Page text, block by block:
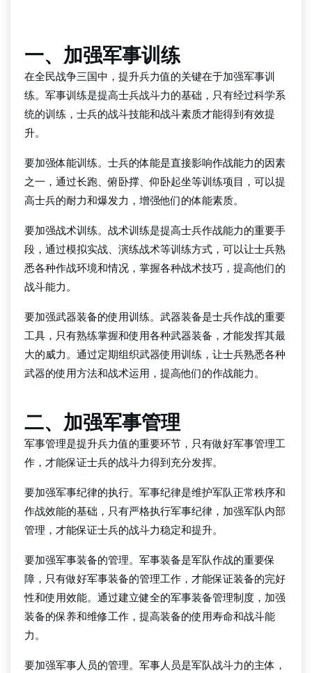
一、加强军事训练
在全民战争三国中，提升兵力值的关键在于加强军事训
练。军事训练是提高士兵战斗力的基础，只有经过科学系
统的训练，士兵的战斗技能和战斗素质才能得到有效提
升。
要加强体能训练。士兵的体能是直接影响作战能力的因素
之一，通过长跑、俯卧撑、仰卧起坐等训练项目，可以提
高士兵的耐力和爆发力，增强他们的体能素质。
要加强战术训练。战术训练是提高士兵作战能力的重要手
段，通过模拟实战、演练战术等训练方式，可以让士兵熟
悉各种作战环境和情况，掌握各种战术技巧，提高他们的
战斗能力。
要加强武器装备的使用训练。武器装备是士兵作战的重要
工具，只有熟练掌握和使用各种武器装备，才能发挥其最
大的威力。通过定期组织武器使用训练，让士兵熟悉各种
武器的使用方法和战术运用，提高他们的作战能力。
二、加强军事管理
军事管理是提升兵力值的重要环节，只有做好军事管理工
作，才能保证士兵的战斗力得到充分发挥。
要加强军事纪律的执行。军事纪律是维护军队正常秩序和
作战效能的基础，只有严格执行军事纪律，加强军队内部
管理，才能保证士兵的战斗力稳定和提升。
要加强军事装备的管理。军事装备是军队作战的重要保
障，只有做好军事装备的管理工作，才能保证装备的完好
性和使用效能。通过建立健全的军事装备管理制度，加强
装备的保养和维修工作，提高装备的使用寿命和战斗能
力。
要加强军事人员的管理。军事人员是军队战斗力的主体，